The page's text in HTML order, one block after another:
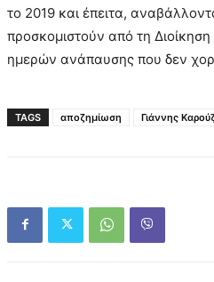
το 2019 και έπειτα,
προσκομιστούν από τη
ημερών ανάπαυσης που δεν
TAGS αποζημίωση Γιάννης